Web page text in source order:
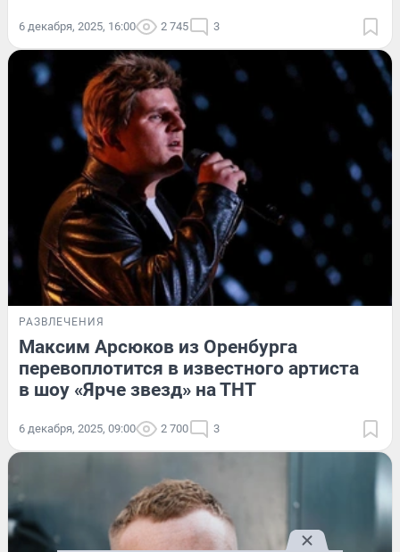
6 декабря, 2025, 16:00 2 745 3
РАЗВЛЕЧЕНИЯ
Максим Арсюков из Оренбурга
перевоплотится в известного артиста
в шоу «Ярче звезд» на ТНТ
6 декабря, 2025, 09:00 2 700 3